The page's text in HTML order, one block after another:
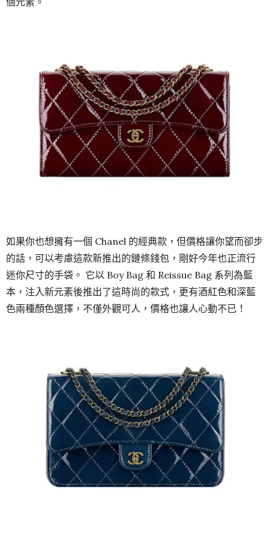
如果你也想擁有一個 Chanel 的經典款，但價格讓你望而卻步
的話，可以考慮這款新推出的鏈條錢包，剛好今年也正流行
迷你尺寸的手袋。 它以 Boy Bag 和 Reissue Bag 系列為藍
本，注入新元素後推出了這時尚的款式，更有酒紅色和深藍
色兩種顏色選擇，不僅外觀可人，價格也讓人心動不已！